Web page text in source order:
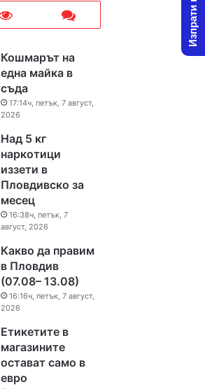
Кошмарът на
една майка в
съда
17:14ч, петък, 7 август,
2026
Над 5 кг
наркотици
иззети в
Пловдивско за
месец
16:38ч, петък, 7
август, 2026
Какво да правим
в Пловдив
(07.08– 13.08)
16:16ч, петък, 7 август,
2026
Етикетите в
магазините
остават само в
евро